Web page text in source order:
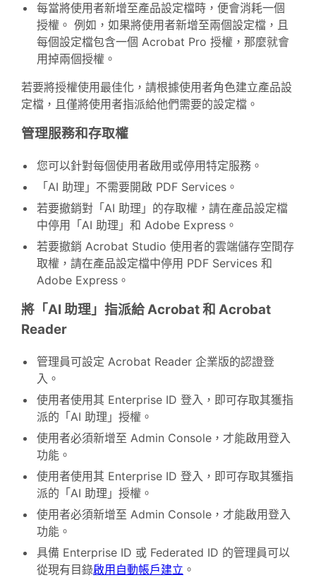
每當將使用者新增至產品設定檔時，便會消耗一個
授權。 例如，如果將使用者新增至兩個設定檔，且
每個設定檔包含一個 Acrobat Pro 授權，那麼就會
用掉兩個授權。
若要將授權使用最佳化，請根據使用者角色建立產品設
定檔，且僅將使用者指派給他們需要的設定檔。
管理服務和存取權
您可以針對每個使用者啟用或停用特定服務。
「AI 助理」不需要開啟 PDF Services。
若要撤銷對「AI 助理」的存取權，請在產品設定檔
中停用「AI 助理」和 Adobe Express。
若要撤銷 Acrobat Studio 使用者的雲端儲存空間存
取權，請在產品設定檔中停用 PDF Services 和
Adobe Express。
將「AI 助理」指派給 Acrobat 和 Acrobat
Reader
管理員可設定 Acrobat Reader 企業版的認證登
入。
使用者使用其 Enterprise ID 登入，即可存取其獲指
派的「AI 助理」授權。
使用者必須新增至 Admin Console，才能啟用登入
功能。
使用者使用其 Enterprise ID 登入，即可存取其獲指
派的「AI 助理」授權。
使用者必須新增至 Admin Console，才能啟用登入
功能。
具備 Enterprise ID 或 Federated ID 的管理員可以
從現有目錄啟用自動帳戶建立 。